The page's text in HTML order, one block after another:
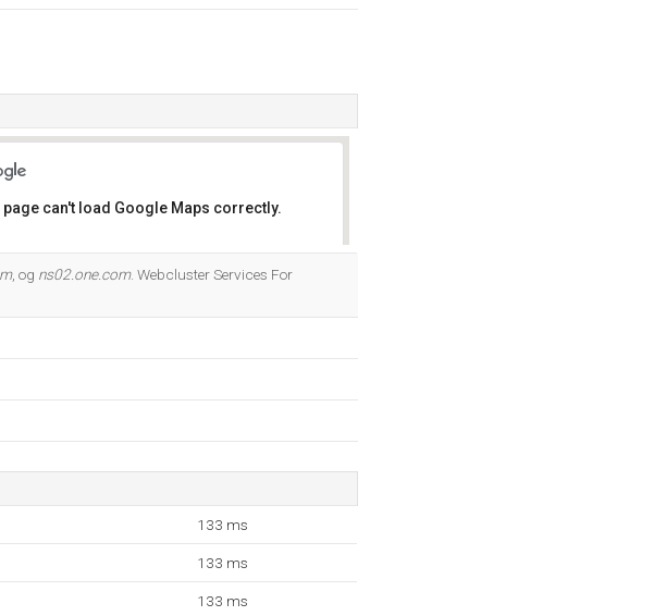
page can't load Google Maps correctly.
, og ns02.one.com. Webcluster Services For
133 ms
133 ms
133 ms